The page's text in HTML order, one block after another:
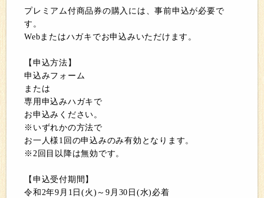
プレミアム付商品券の購入には、事前申込が必要で
す。
Webまたはハガキでお申込みいただけます。
【申込方法】
申込みフォーム
または
専用申込みハガキで
お申込みください。
※いずれかの方法で
お一人様1回の申込みのみ有効となります。
※2回目以降は無効です。
【申込受付期間】
令和2年9月1日(火)～9月30日(水)必着